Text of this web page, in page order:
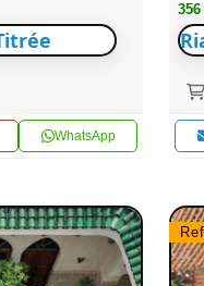
WhatsApp
356